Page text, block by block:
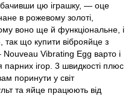
цю іграшку, — оце
в рожевому золоті,
воно ще й функціональне, і
так що купити віброяйце з
Vibrating Egg варто і
парних ігор. 3 швидкості плюс
поринути у світ
та яйце працюють від